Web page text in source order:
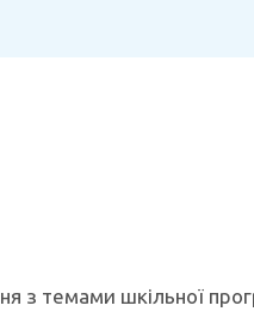
з темами шкільної